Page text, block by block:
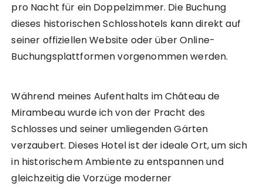
pro Nacht für ein Doppelzimmer. Die Buchung
dieses historischen Schlosshotels kann direkt auf
seiner offiziellen Website oder über Online-
Buchungsplattformen vorgenommen werden.
Während meines Aufenthalts im Château de
Mirambeau wurde ich von der Pracht des
Schlosses und seiner umliegenden Gärten
verzaubert. Dieses Hotel ist der ideale Ort, um sich
in historischem Ambiente zu entspannen und
gleichzeitig die Vorzüge moderner